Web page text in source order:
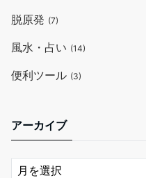
脱原発 (7)
風水・占い (14)
便利ツール (3)
アーカイブ